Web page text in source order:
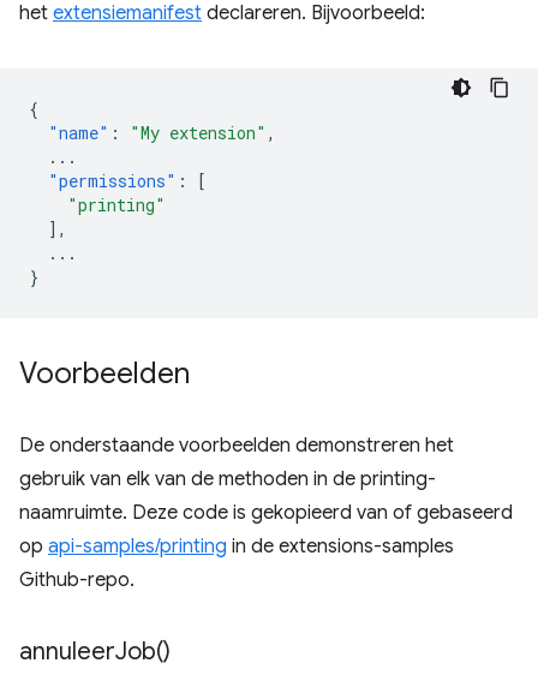
het extensiemanifest declareren. Bijvoorbeeld:
{
"name" : "My extension" ,
...
"permissions" :
[
"printing"
],
...
}
Voorbeelden
De onderstaande voorbeelden demonstreren het
gebruik van elk van de methoden in de printing-
naamruimte. Deze code is gekopieerd van of gebaseerd
op api-samples/printing in de extensions-samples
Github-repo.
annuleerJob()